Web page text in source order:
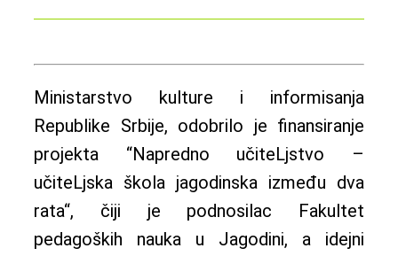
Ministarstvo kulture i informisanja
Republike Srbije, odobrilo je finansiranje
projekta “Napredno učiteLjstvo –
učiteLjska škola jagodinska između dva
rata“, čiji je podnosilac Fakultet
pedagoških nauka u Jagodini, a idejni